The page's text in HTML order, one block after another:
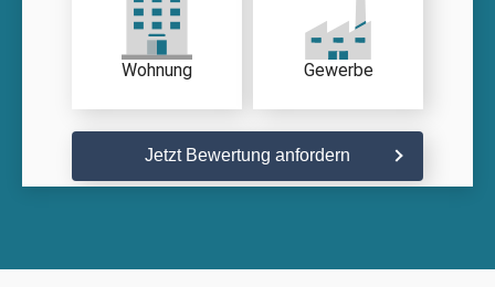
Wohnung Gewerbe
Jetzt Bewertung anfordern